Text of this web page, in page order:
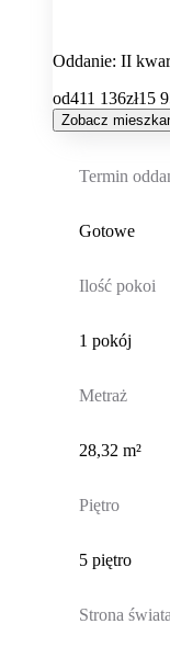
Oddanie: II
od411 136zł15
Zobacz
Termin
Gotowe
Ilość pokoi
1 pokój
Metraż
28,32 m²
Piętro
5 piętro
Strona świata